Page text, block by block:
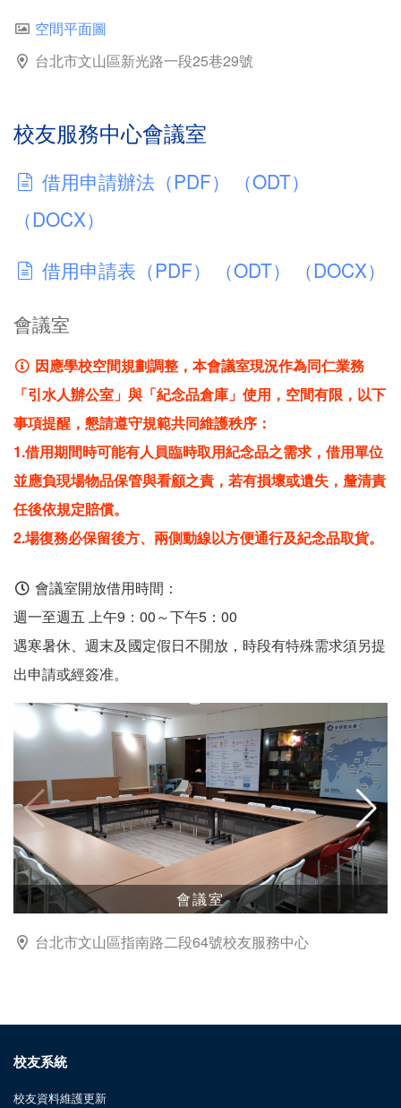
空間平面圖
台北市文山區新光路一段25巷29號
校友服務中心會議室
借用申請辦法（PDF）
（ODT）
（DOCX）
借用申請表（PDF）
（ODT）
（DOCX）
會議室
因應學校空間規劃調整，本會議室現況作為同仁業務
「引水人辦公室」與「紀念品倉庫」使用，空間有限，以下
事項提醒，懇請遵守規範共同維護秩序：
1.借用期間時可能有人員臨時取用紀念品之需求，借用單位
並應負現場物品保管與看顧之責，若有損壞或遺失，釐清責
任後依規定賠償。
2.場復務必保留後方、兩側動線以方便通行及紀念品取貨。
會議室開放借用時間：
週一至週五 上午9：00～下午5：00
遇寒暑休、週末及國定假日不開放，時段有特殊需求須另提
出申請或經簽准。
會議室
台北市文山區指南路二段64號校友服務中心
校友系統
校友資料維護更新